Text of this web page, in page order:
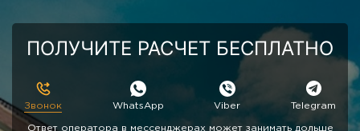
ПОЛУЧИТЕ РАСЧЕТ БЕСПЛАТНО
Звонок WhatsApp Viber Telegram
Ответ оператора в мессенджерах может занимать дольше